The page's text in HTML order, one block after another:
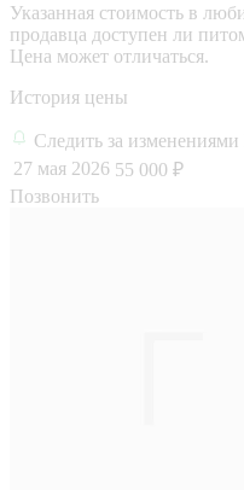
Указанная стоимость в
продавца доступен ли
Цена может отличаться.
История цены
Следить за изменениями
27 мая 2026 55 000 ₽
Позвонить